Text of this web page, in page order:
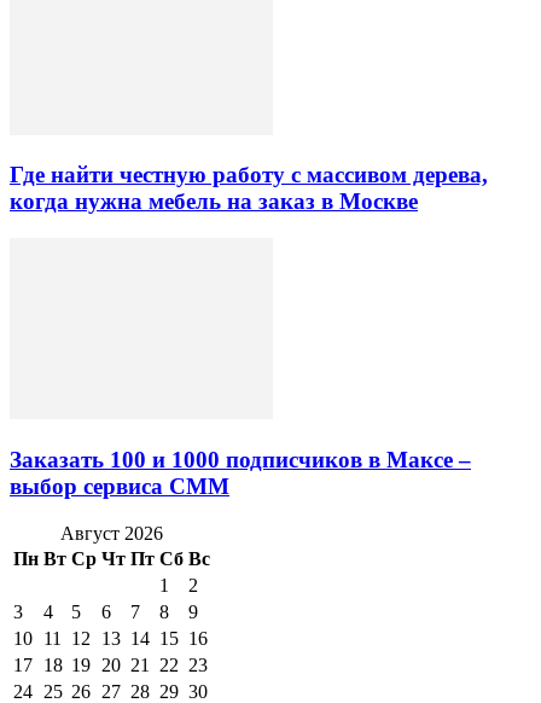
Где найти честную работу с массивом дерева,
когда нужна мебель на заказ в Москве
Заказать 100 и 1000 подписчиков в Максе –
выбор сервиса СММ
Август 2026
Пн Вт Ср Чт Пт Сб Вс
1
2
3
4 5 6 7 8
9
10 11 12 13 14 15 16
17 18 19 20 21 22 23
24 25 26 27 28 29 30